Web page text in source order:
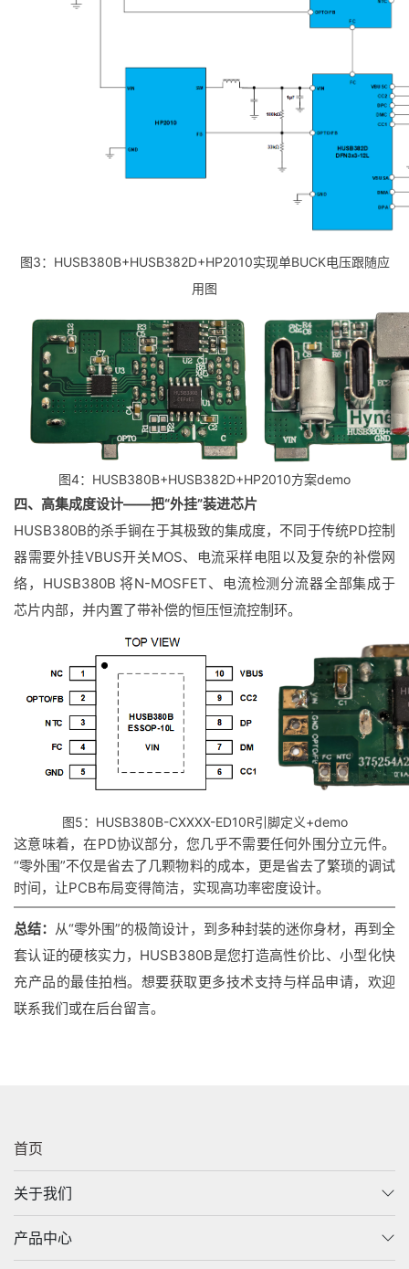
图3：HUSB380B+HUSB382D+HP2010实现单BUCK电压跟随应
用图
图4：HUSB380B+HUSB382D+HP2010方案demo
四、高集成度设计——把“外挂”装进芯片
HUSB380B的杀手锏在于其极致的集成度，不同于传统PD控制
器需要外挂VBUS开关MOS、电流采样电阻以及复杂的补偿网
络，HUSB380B 将N-MOSFET、电流检测分流器全部集成于
芯片内部，并内置了带补偿的恒压恒流控制环。
图5：HUSB380B-CXXXX-ED10R引脚定义+demo
这意味着，在PD协议部分，您几乎不需要任何外围分立元件。
“零外围”不仅是省去了几颗物料的成本，更是省去了繁琐的调试
时间，让PCB布局变得简洁，实现高功率密度设计。
总结： 从“零外围”的极简设计，到多种封装的迷你身材，再到全
套认证的硬核实力，HUSB380B是您打造高性价比、小型化快
充产品的最佳拍档。想要获取更多技术支持与样品申请，欢迎
联系我们或在后台留言。
首页
关于我们
产品中心